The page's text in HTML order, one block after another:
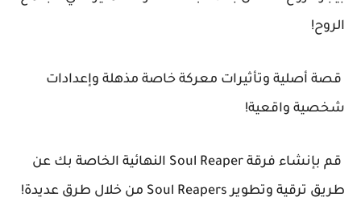
الروح!
قصة أصلية وتأثيرات معركة خاصة مذهلة وإعدادات
شخصية واقعية!
قم بإنشاء فرقة Soul Reaper النهائية الخاصة بك عن
طريق ترقية وتطوير Soul Reapers من خلال طرق عديدة!